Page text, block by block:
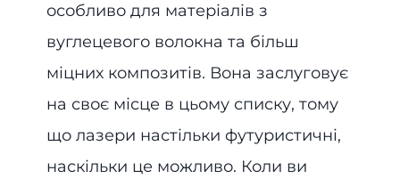
особливо для матеріалів з
вуглецевого волокна та більш
міцних композитів. Вона заслуговує
на своє місце в цьому списку, тому
що лазери настільки футуристичні,
наскільки це можливо. Коли ви